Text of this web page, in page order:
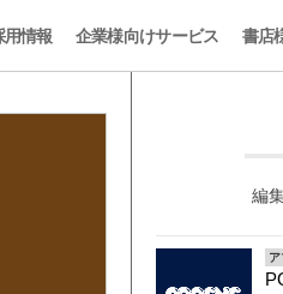
用情報 企業様向けサービス 書店
編
ア